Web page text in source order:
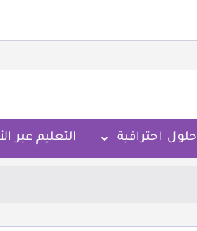
حلول احترافية التعليم عبر